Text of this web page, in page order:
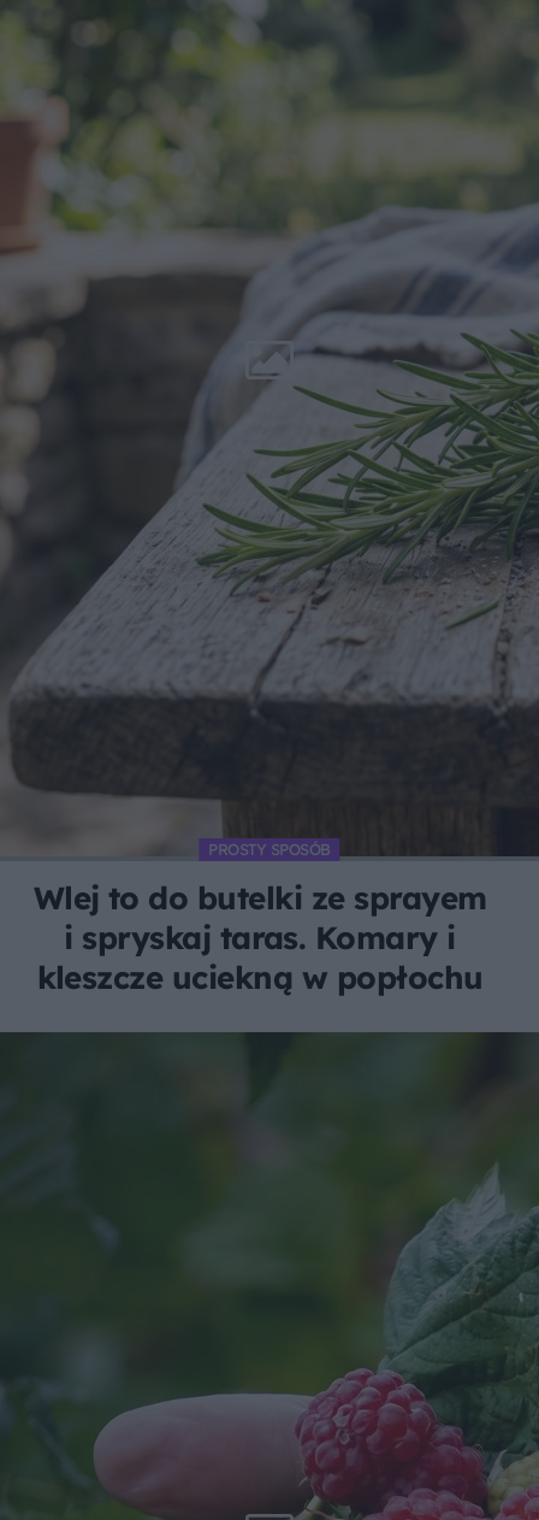
PROSTY SPOSÓB
Wlej to do butelki ze sprayem
i spryskaj taras. Komary i
kleszcze uciekną w popłochu